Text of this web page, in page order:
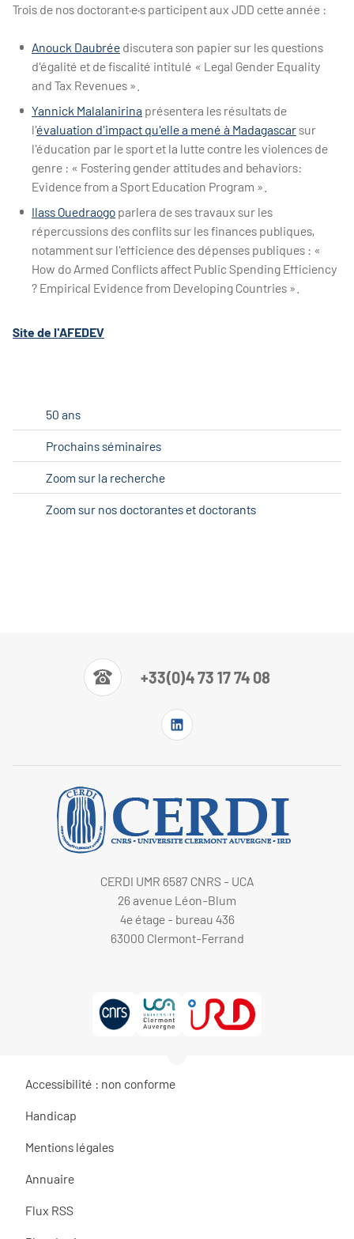
Trois de nos doctorant·e·s participent aux JDD cette année :
Anouck Daubrée discutera son papier sur les questions
d'égalité et de fiscalité intitulé « Legal Gender Equality
and Tax Revenues ».
Yannick Malalanirina présentera les résultats de
l'évaluation d'impact qu'elle a mené à Madagascarsur
l'éducation par le sport et la lutte contre les violences de
genre : « Fostering gender attitudes and behaviors:
Evidence from a Sport Education Program ».
Ilass Ouedraogo parlera de ses travaux sur les
répercussions des conflits sur les finances publiques,
notamment sur l'efficience des dépenses publiques : «
How do Armed Conflicts affect Public Spending Efficiency
? Empirical Evidence from Developing Countries ».
Site de l'AFEDEV
50 ans
Prochains séminaires
Zoom sur la recherche
Zoom sur nos doctorantes et doctorants
+33(0)4 73 17 74 08
CERDI UMR 6587 CNRS - UCA
26 avenue Léon-Blum
4e étage - bureau 436
63000 Clermont-Ferrand
Accessibilité : non conforme
Handicap
Mentions légales
Annuaire
Flux RSS